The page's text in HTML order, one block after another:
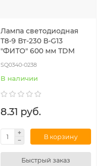
Лампа светодиодная
T8-9 Вт-230 В-G13
"ФИТО" 600 мм TDM
SQ0340-0238
В наличии
8.31 руб.
В корзину
Быстрый заказ